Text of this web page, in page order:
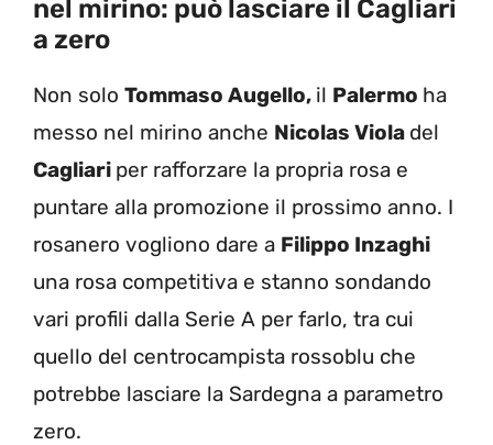
nel mirino: può lasciare il Cagliari
a zero
Non solo Tommaso Augello, il Palermo ha
messo nel mirino anche Nicolas Viola del
Cagliari per rafforzare la propria rosa e
puntare alla promozione il prossimo anno. I
rosanero vogliono dare a Filippo Inzaghi
una rosa competitiva e stanno sondando
vari profili dalla Serie A per farlo, tra cui
quello del centrocampista rossoblu che
potrebbe lasciare la Sardegna a parametro
zero.